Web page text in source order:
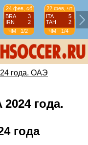
24 фев, сб
BRA
3
IRN
2
ЧМ
1/2
22 фев, чт
ITA
5
TAH
2
ЧМ
1/4
года. ОАЭ
года.
года